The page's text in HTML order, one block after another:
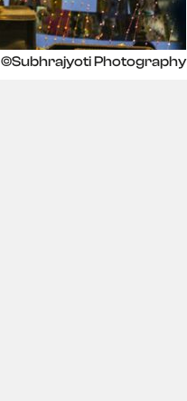
©Subhrajyoti Photography